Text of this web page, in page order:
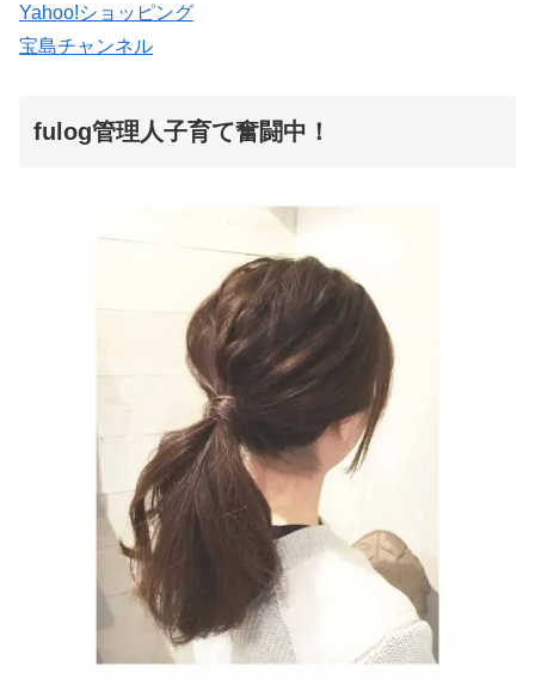
Yahoo!ショッピング
宝島チャンネル
fulog管理人子育て奮闘中！